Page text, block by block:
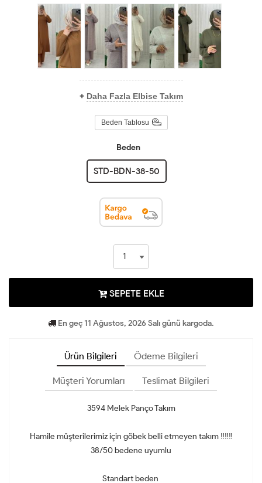
+ Daha Fazla Elbise Takım
Beden Tablosu
Beden
STD-BDN-38-50
SEPETE EKLE
En geç 11 Ağustos, 2026 Salı günü kargoda.
Ürün Bilgileri Ödeme Bilgileri
Müşteri Yorumları Teslimat Bilgileri
3594 Melek Panço Takım
Hamile müşterilerimiz için göbek belli etmeyen takım ‼️‼️‼️
38/50 bedene uyumlu
Standart beden